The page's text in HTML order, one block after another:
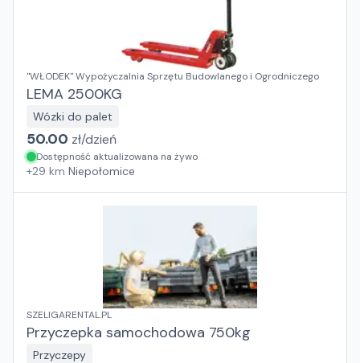
"WŁODEK" Wypożyczalnia Sprzętu Budowlanego i Ogrodniczego
LEMA 2500KG
Wózki do palet
50.00 zł/dzień
Dostępność aktualizowana na żywo
+29 km Niepołomice
SZELIGARENTAL.PL
Przyczepka samochodowa 750kg
Przyczepy